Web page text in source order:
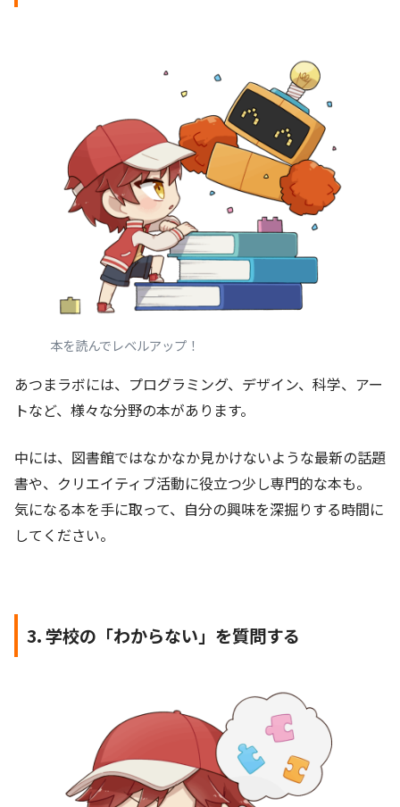
本を読んでレベルアップ！
あつまラボには、プログラミング、デザイン、科学、アー
トなど、様々な分野の本があります。
中には、図書館ではなかなか見かけないような最新の話題
書や、クリエイティブ活動に役立つ少し専門的な本も。
気になる本を手に取って、自分の興味を深掘りする時間に
してください。
3. 学校の「わからない」を質問する